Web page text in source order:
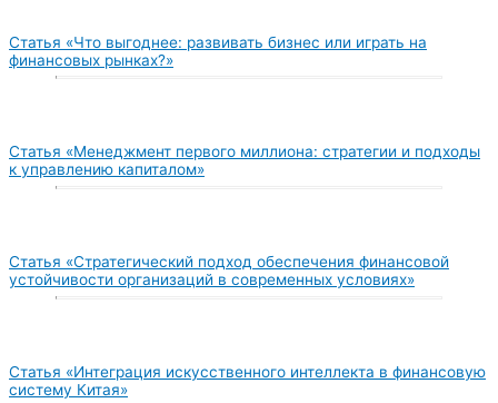
Статья «Что выгоднее: развивать бизнес или играть на
финансовых рынках?»
Статья «Менеджмент первого миллиона: стратегии и подходы
к управлению капиталом»
Статья «Стратегический подход обеспечения финансовой
устойчивости организаций в современных условиях»
Статья «Интеграция искусственного интеллекта в финансовую
систему Китая»